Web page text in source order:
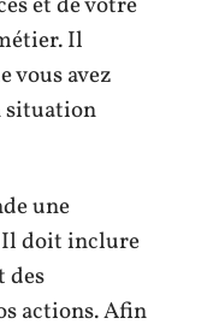
Il
vous avez
situation
une
Il doit inclure
des
actions. Afin